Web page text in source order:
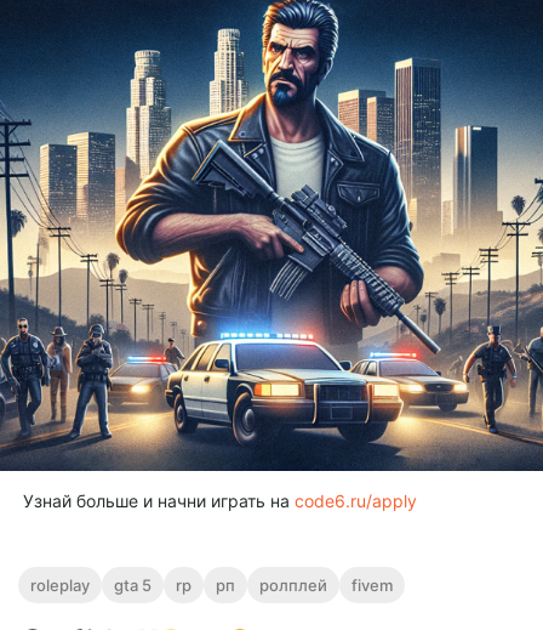
Узнай больше и начни играть на code6.ru/apply
roleplay gta 5 rp рп ролплей fivem